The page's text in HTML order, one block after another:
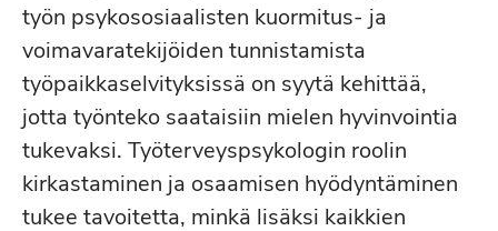
työn psykososiaalisten kuormitus- ja
voimavaratekijöiden tunnistamista
työpaikkaselvityksissä on syytä kehittää,
jotta työnteko saataisiin mielen hyvinvointia
tukevaksi. Työterveyspsykologin roolin
kirkastaminen ja osaamisen hyödyntäminen
tukee tavoitetta, minkä lisäksi kaikkien